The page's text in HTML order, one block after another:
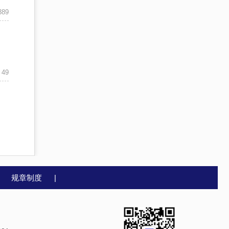
49
规章制度 |